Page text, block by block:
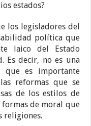
estados?
los legisladores del
política que
laico del Estado
Es decir, no es una
que es importante
reformas que se
de los estilos de
de moral que
religiones.